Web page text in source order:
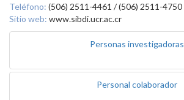
Teléfono: (506) 2511-4461 / (506) 2511-4750
Sitio web: www.sibdi.ucr.ac.cr
Personas investigadoras
Personal colaborador